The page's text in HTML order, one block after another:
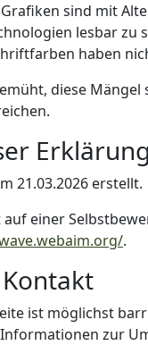
sind mit
lesbar zu
haben
diese
21.03.2026 erstellt.
einer
.
ist möglichst
zur